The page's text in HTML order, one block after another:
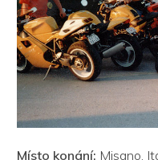
Místo konání: Misano,